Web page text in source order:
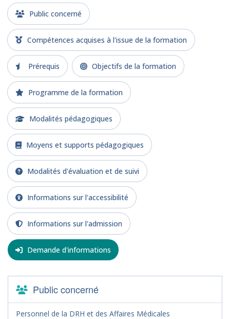
Public concerné
Compétences acquises à l'issue de la formation
Prérequis Objectifs de la formation
Programme de la formation
Modalités pédagogiques
Moyens et supports pédagogiques
Modalités d'évaluation et de suivi
Informations sur l'accessibilité
Informations sur l'admission
Demande d'informations
Public concerné
Personnel de la DRH et des Affaires Médicales